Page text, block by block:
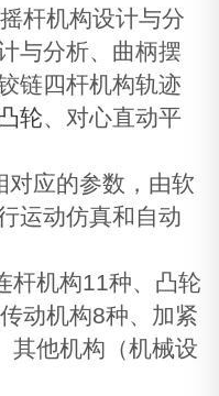
杆机构设计与分
与分析、曲柄摆
链四杆机构轨迹
轮、对心直动平
对应的参数，由软
运动仿真和自动
杆机构11种、凸轮
动机构8种、加紧
其他机构（机械设